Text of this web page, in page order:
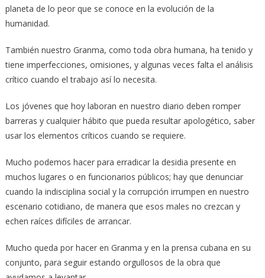
planeta de lo peor que se conoce en la evolución de la
humanidad.
También nuestro Granma, como toda obra humana, ha tenido y
tiene imperfecciones, omisiones, y algunas veces falta el análisis
crítico cuando el trabajo así lo necesita.
Los jóvenes que hoy laboran en nuestro diario deben romper
barreras y cualquier hábito que pueda resultar apologético, saber
usar los elementos críticos cuando se requiere.
Mucho podemos hacer para erradicar la desidia presente en
muchos lugares o en funcionarios públicos; hay que denunciar
cuando la indisciplina social y la corrupción irrumpen en nuestro
escenario cotidiano, de manera que esos males no crezcan y
echen raíces difíciles de arrancar.
Mucho queda por hacer en Granma y en la prensa cubana en su
conjunto, para seguir estando orgullosos de la obra que